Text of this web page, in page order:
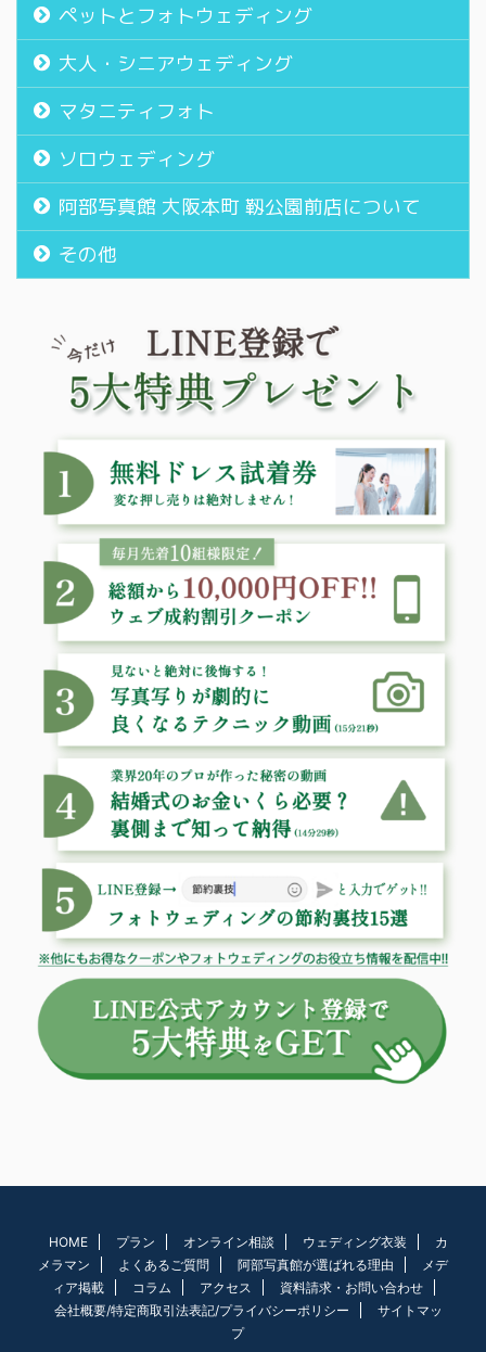
ペットとフォトウェディング
大人・シニアウェディング
マタニティフォト
ソロウェディング
阿部写真館 大阪本町 靱公園前店について
その他
HOME プラン オンライン相談 ウェディング衣装
カ
メラマン
よくあるご質問 阿部写真館が選ばれる理由
メデ
ィア掲載
コラム アクセス
資料請求・お問い合わせ
会社概要/特定商取引法表記/プライバシーポリシー
サイトマッ
プ